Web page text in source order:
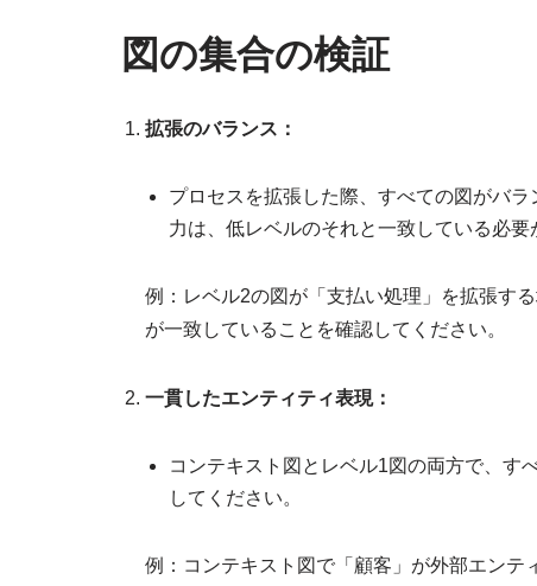
図の集合の検証
拡張のバランス：
プロセスを拡張した際、すべての図がバ
力は、低レベルのそれと一致している必要
例：レベル2の図が「支払い処理」を拡張す
が一致していることを確認してください。
一貫したエンティティ表現：
コンテキスト図とレベル1図の両方で、す
してください。
例：コンテキスト図で「顧客」が外部エンテ